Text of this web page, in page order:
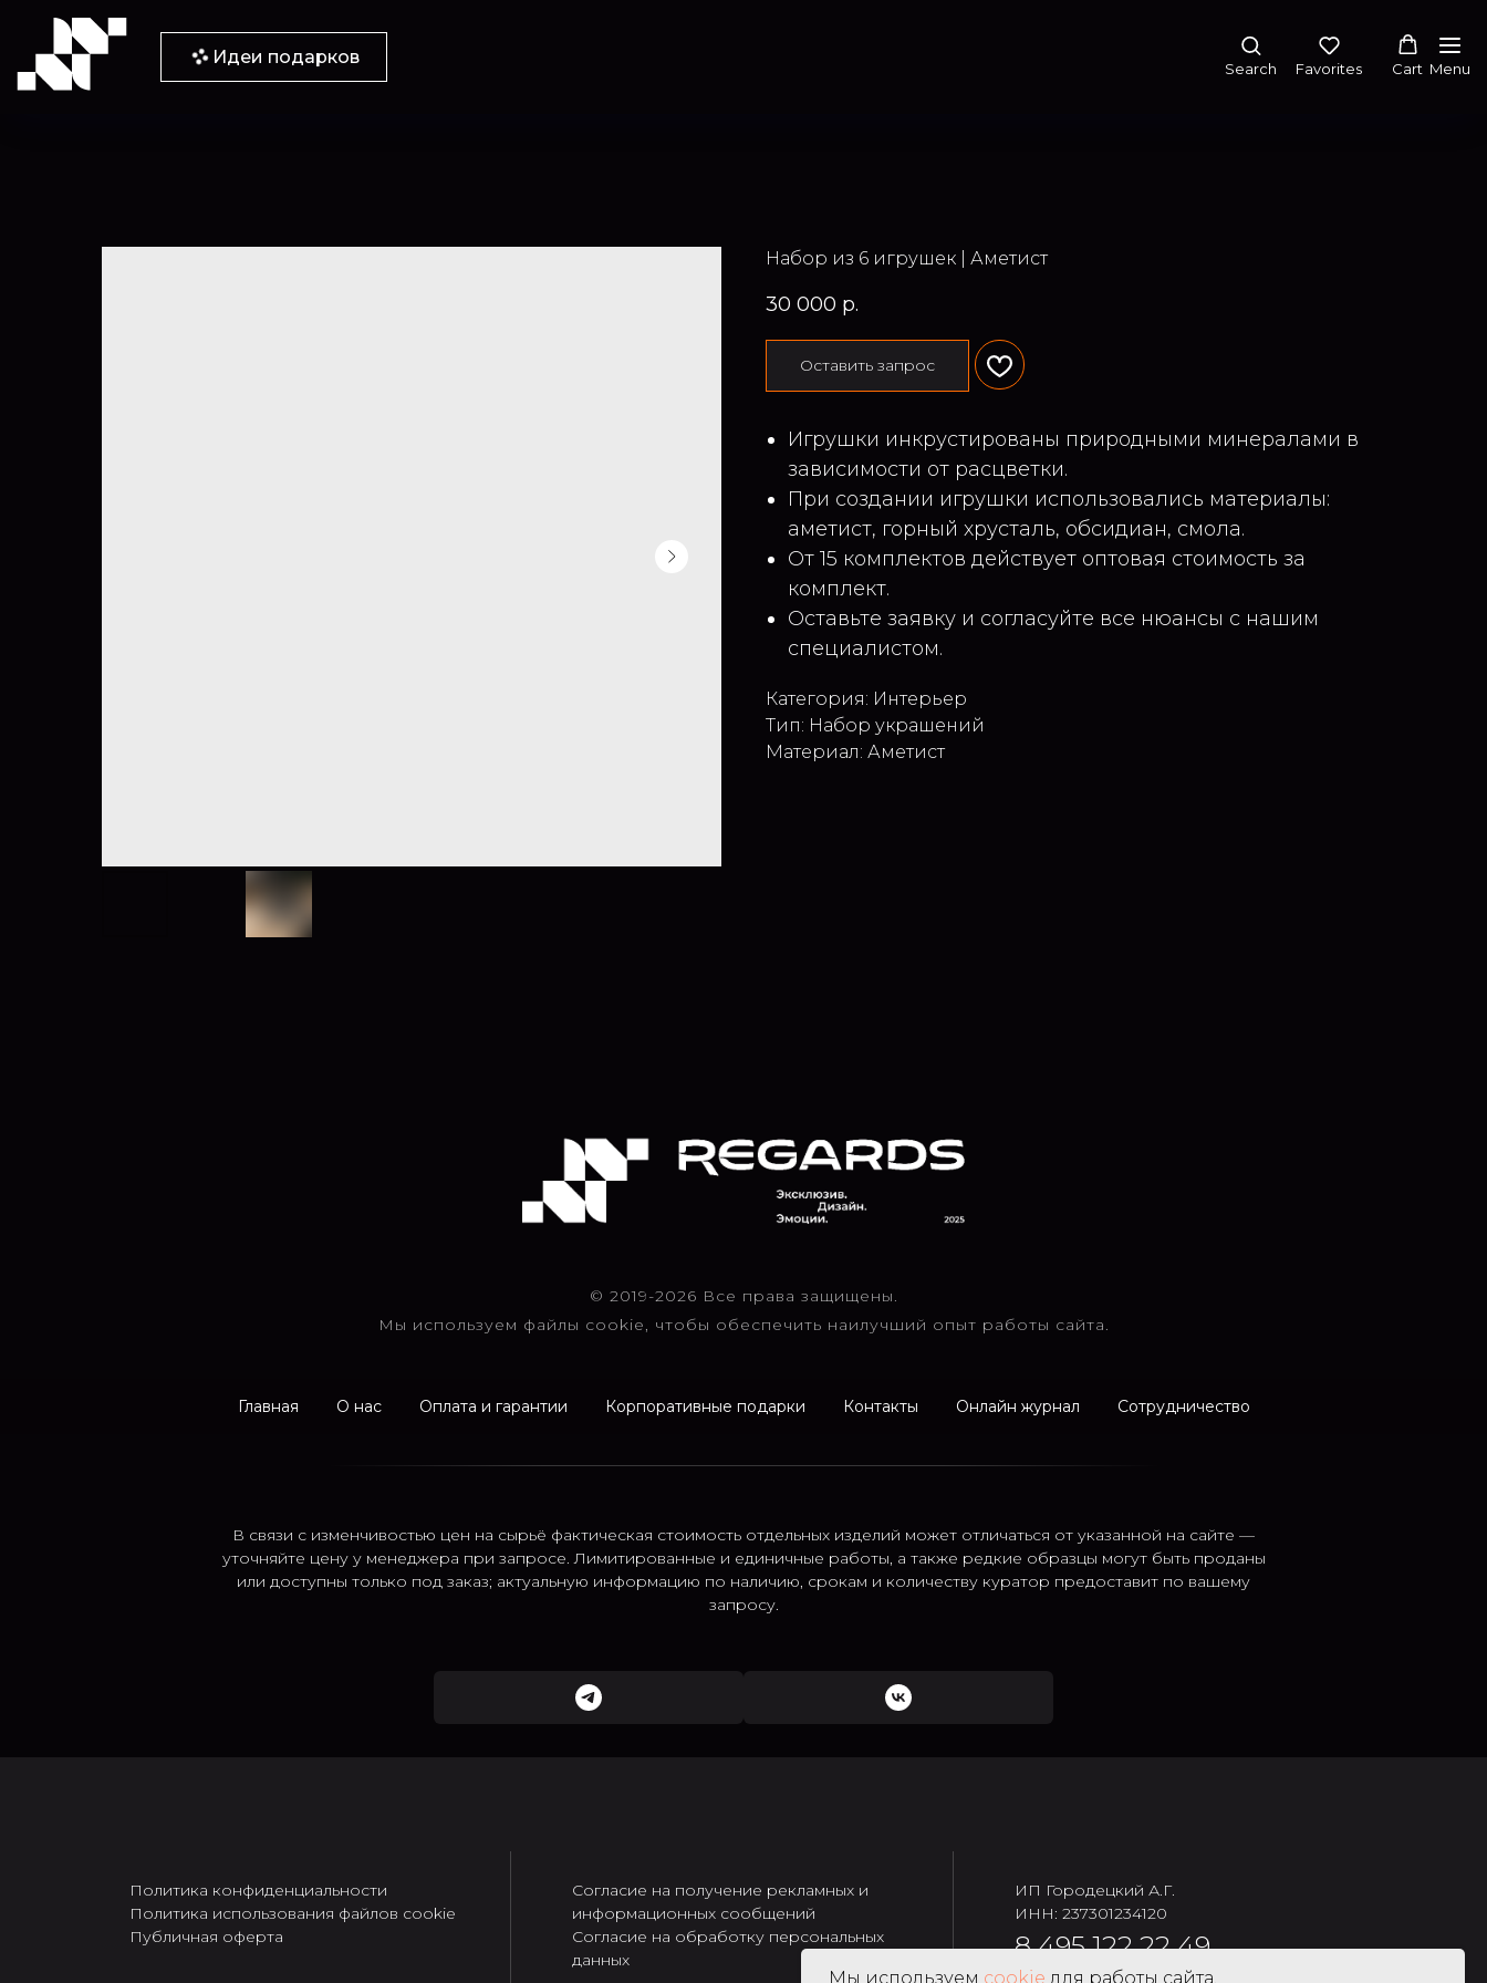
Идеи подарков
Search Favorites Cart Menu
Набор из 6 игрушек | Аметист
30 000 р.
Оставить запрос
Игрушки инкрустированы природными минералами в
зависимости от расцветки.
При создании игрушки использовались материалы:
аметист, горный хрусталь, обсидиан, смола.
От 15 комплектов действует оптовая стоимость за
комплект.
Оставьте заявку и согласуйте все нюансы с нашим
специалистом.
Категория: Интерьер
Тип: Набор украшений
Материал: Аметист
© 2019-2026 Все права защищены.
Мы используем файлы cookie, чтобы обеспечить наилучший опыт работы сайта.
Главная О нас Оплата и гарантии Корпоративные подарки Контакты Онлайн журнал Сотрудничество
В связи с изменчивостью цен на сырьё фактическая стоимость отдельных изделий может отличаться от указанной на сайте —
уточняйте цену у менеджера при запросе. Лимитированные и единичные работы, а также редкие образцы могут быть проданы
или доступны только под заказ; актуальную информацию по наличию, срокам и количеству куратор предоставит по вашему
запросу.
Политика конфиденциальности
Политика использования файлов cookie
Публичная оферта
Согласие на получение рекламных и
информационных сообщений
Согласие на обработку персональных
данных
ИП Городецкий А.Г.
ИНН: 237301234120
8 495 122 22 49
Мы используем cookie для работы сайта,